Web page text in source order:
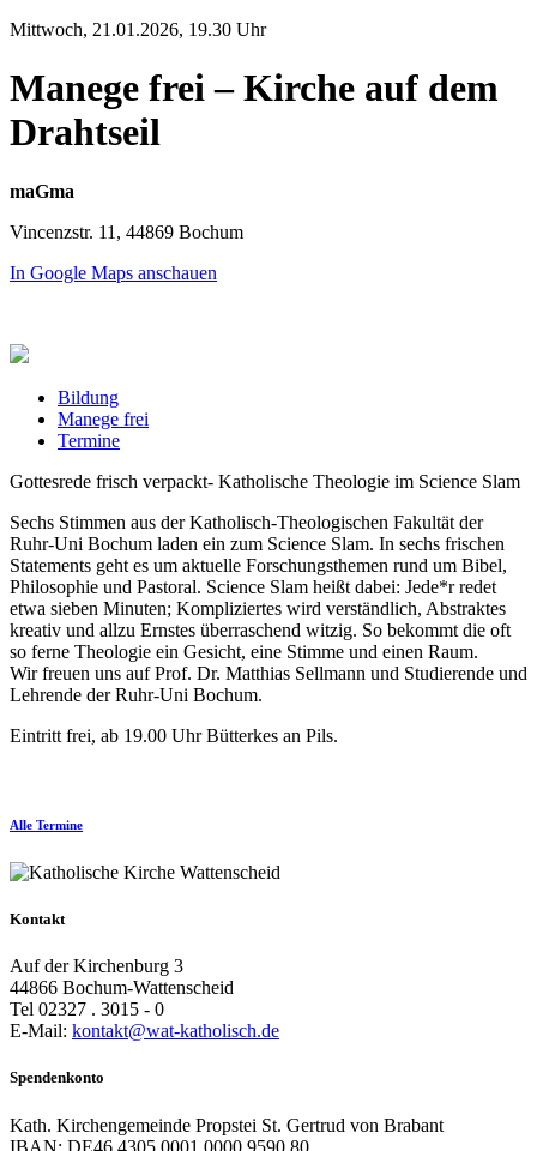
Mittwoch, 21.01.2026, 19.30 Uhr
Manege frei – Kirche auf dem
Drahtseil
maGma
Vincenzstr. 11, 44869 Bochum
In Google Maps anschauen
Bildung
Manege frei
Termine
Gottesrede frisch verpackt- Katholische Theologie im Science Slam
Sechs Stimmen aus der Katholisch-Theologischen Fakultät der
Ruhr-Uni Bochum laden ein zum Science Slam. In sechs frischen
Statements geht es um aktuelle Forschungsthemen rund um Bibel,
Philosophie und Pastoral. Science Slam heißt dabei: Jede*r redet
etwa sieben Minuten; Kompliziertes wird verständlich, Abstraktes
kreativ und allzu Ernstes überraschend witzig. So bekommt die oft
so ferne Theologie ein Gesicht, eine Stimme und einen Raum.
Wir freuen uns auf Prof. Dr. Matthias Sellmann und Studierende und
Lehrende der Ruhr-Uni Bochum.
Eintritt frei, ab 19.00 Uhr Bütterkes an Pils.
Alle Termine
Kontakt
Auf der Kirchenburg 3
44866 Bochum-Wattenscheid
Tel 02327 . 3015 - 0
E-Mail: kontakt@wat-katholisch.de
Spendenkonto
Kath. Kirchengemeinde Propstei St. Gertrud von Brabant
IBAN: DE46 4305 0001 0000 9590 80